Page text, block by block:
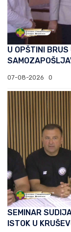
U OPŠTINI BRUS
07-08-2026 0
SEMINAR
ISTOK U